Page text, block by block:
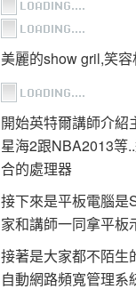
美麗的show gril,笑
開始英特爾講師介紹
星海2跟NBA2013等
合的處理器
接下來是平板電腦是
家和講師一同拿平板
接著是大家都不陌生
自動網路頻寬管理